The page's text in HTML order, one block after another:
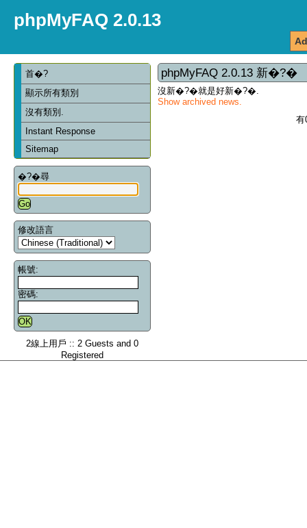
phpMyFAQ 2.0.13
首�?
顯示所有類別
沒有類別.
Instant Response
Sitemap
�?�尋
修改語言
帳號:
密碼:
2線上用戶 :: 2 Guests and 0
Registered
phpMyFAQ 2.0.13 新�?�
沒新�?�就是好新�?�.
Show archived news.
有